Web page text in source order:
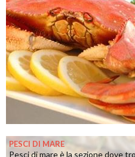
PESCI DI MARE
Pesci di mare è la sezione dove